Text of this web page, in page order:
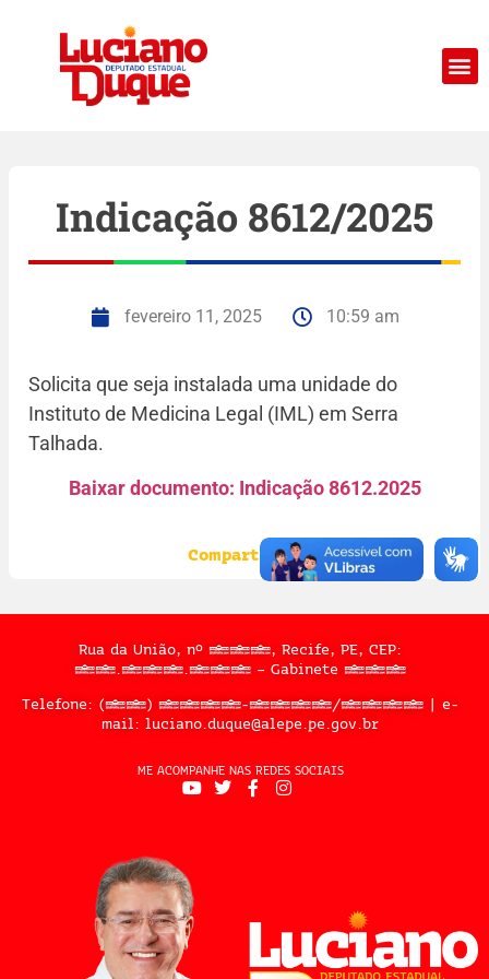
Indicação 8612/2025
fevereiro 11, 2025 10:59 am
Solicita que seja instalada uma unidade do
Instituto de Medicina Legal (IML) em Serra
Talhada.
Baixar documento: Indicação 8612.2025
Compartilhe:
Rua da União, nº 397, Recife, PE, CEP:
50.050.909 – Gabinete 302
Telefone: (81) 3183-2467/2324 | e-
mail: luciano.duque@alepe.pe.gov.br
ME ACOMPANHE NAS REDES SOCIAIS